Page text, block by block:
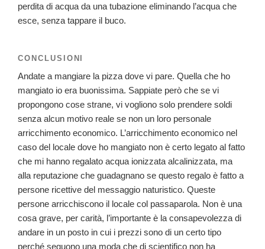
perdita di acqua da una tubazione eliminando l’acqua che
esce, senza tappare il buco.
CONCLUSIONI
Andate a mangiare la pizza dove vi pare. Quella che ho
mangiato io era buonissima. Sappiate però che se vi
propongono cose strane, vi vogliono solo prendere soldi
senza alcun motivo reale se non un loro personale
arricchimento economico. L’arricchimento economico nel
caso del locale dove ho mangiato non è certo legato al fatto
che mi hanno regalato acqua ionizzata alcalinizzata, ma
alla reputazione che guadagnano se questo regalo è fatto a
persone ricettive del messaggio naturistico. Queste
persone arricchiscono il locale col passaparola. Non è una
cosa grave, per carità, l’importante è la consapevolezza di
andare in un posto in cui i prezzi sono di un certo tipo
perché seguono una moda che di scientifico non ha